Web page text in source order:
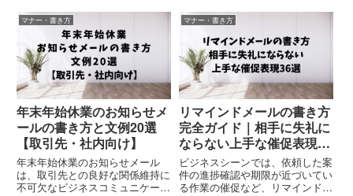
2つの表現の使い分けに悩む方も
多いのではないでしょうか。実
は、この2つの言葉は相手に与え
る印象が大きく異なるため、適切
に使...
から丁寧な表現まで、状況に応じ
た8つの実用的な文例を紹介しま
す。関連会社向けの詳細な文例に
ついては『関連会社向け年末年
始...
マナー・書き方
年末年始休業のお知らせメ
ールの書き方と文例20選
【取引先・社内向け】
年末年始休業のお知らせメール
は、取引先との良好な関係維持に
不可欠なビジネスコミュニケーシ
マナー・書き方
リマインドメールの書き方
完全ガイド｜相手に失礼に
ならない上手な催促表現36
選
ビジネスシーンでは、依頼した案
件の進捗確認や期限が近づいてい
る作業の催促など、リマインドが